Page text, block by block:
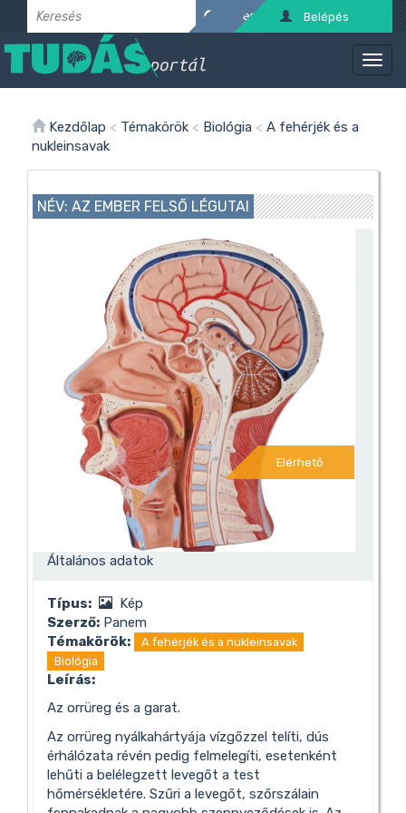
Belépés
Kezdőlap < Témakörök < Biológia < A fehérjék és a
nukleinsavak
NÉV: AZ EMBER FELSŐ LÉGUTAI
Elérhető
Általános adatok
Típus:
Kép
Szerző: Panem
Témakörök:
A fehérjék és a nukleinsavak
Biológia
Leírás:
Az orrüreg és a garat.
Az orrüreg nyálkahártyája vízgőzzel telíti, dús
érhálózata révén pedig felmelegíti, esetenként
lehűti a belélegzett levegőt a test
hőmérsékletére. Szűri a levegőt, szőrszálain